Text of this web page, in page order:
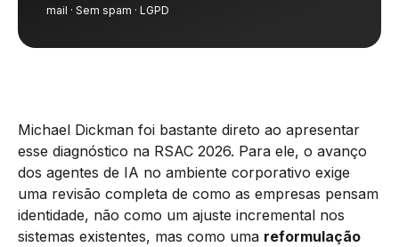
mail · Sem spam · LGPD
Michael Dickman foi bastante direto ao apresentar
esse diagnóstico na RSAC 2026. Para ele, o avanço
dos agentes de IA no ambiente corporativo exige
uma revisão completa de como as empresas pensam
identidade, não como um ajuste incremental nos
sistemas existentes, mas como uma reformulação